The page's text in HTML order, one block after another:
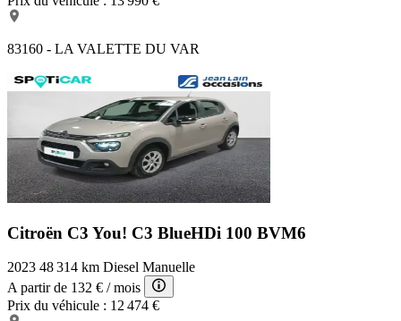
83160 - LA VALETTE DU VAR
Citroën C3 You! C3 BlueHDi 100 BVM6
2023 48 314 km Diesel Manuelle
A partir de 132 € / mois
Prix du véhicule : 12 474 €